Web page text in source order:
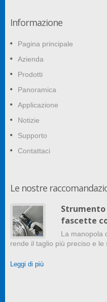
Informazione
Pagina principale
Azienda
Prodotti
Panoramica
Applicazione
Notizie
Supporto
Contattaci
Le nostre
fascette
La manopola
rende il taglio più preciso e
Leggi di più